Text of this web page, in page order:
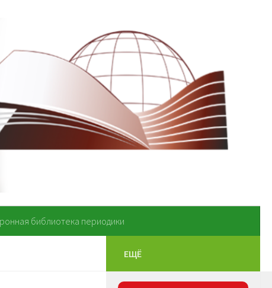
библиотека периодики
ЕЩЁ